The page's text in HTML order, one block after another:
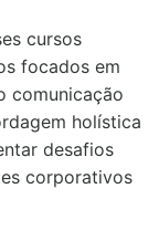
cursos
focados em
comunicação
holística
desafios
corporativos